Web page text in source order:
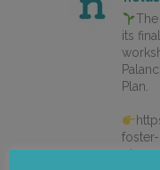
its
Plan.